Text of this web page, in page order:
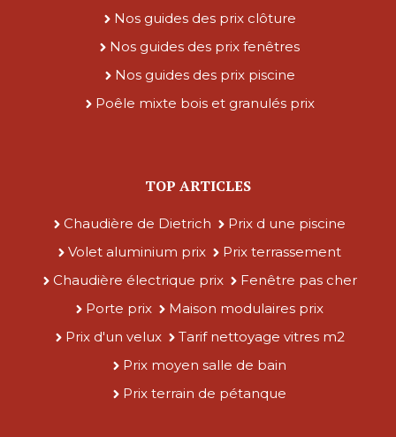
Nos guides des prix clôture
Nos guides des prix fenêtres
Nos guides des prix piscine
Poêle mixte bois et granulés prix
TOP ARTICLES
Chaudière de Dietrich
Prix d une piscine
Volet aluminium prix
Prix terrassement
Chaudière électrique prix
Fenêtre pas cher
Porte prix
Maison modulaires prix
Prix d'un velux
Tarif nettoyage vitres m2
Prix moyen salle de bain
Prix terrain de pétanque